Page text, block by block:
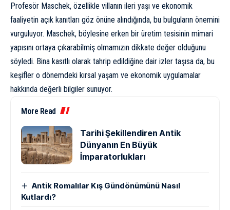
Profesör Maschek, özellikle villanın ileri yaşı ve ekonomik
faaliyetin açık kanıtları göz önüne alındığında, bu bulguların önemini
vurguluyor. Maschek, böylesine erken bir üretim tesisinin mimari
yapısını ortaya çıkarabilmiş olmamızın dikkate değer olduğunu
söyledi. Bina kasıtlı olarak tahrip edildiğine dair izler taşısa da, bu
keşifler o dönemdeki kırsal yaşam ve ekonomik uygulamalar
hakkında değerli bilgiler sunuyor.
More Read
Tarihi Şekillendiren Antik
Dünyanın En Büyük
İmparatorlukları
Antik Romalılar Kış Gündönümünü Nasıl
Kutlardı?